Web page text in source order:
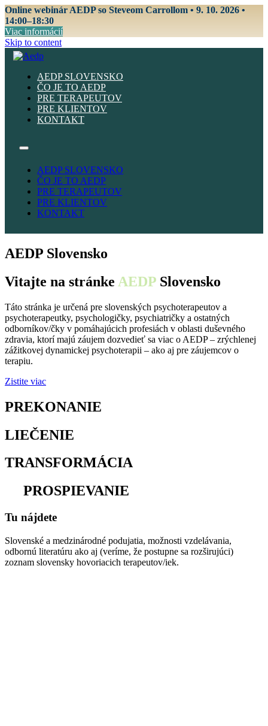
Online webinár AEDP so Steveom Carrollom • 9. 10. 2026 •
14:00–18:30
Viac informácií
Skip to content
AEDP SLOVENSKO
ČO JE TO AEDP
PRE TERAPEUTOV
PRE KLIENTOV
KONTAKT
AEDP SLOVENSKO
ČO JE TO AEDP
PRE TERAPEUTOV
PRE KLIENTOV
KONTAKT
AEDP Slovensko
Vitajte na stránke AEDP Slovensko
Táto stránka je určená pre slovenských psychoterapeutov a
psychoterapeutky, psychologičky, psychiatričky a ostatných
odborníkov/čky v pomáhajúcich profesiách v oblasti duševného
zdravia, ktorí majú záujem dozvedieť sa viac o AEDP – zrýchlenej
zážitkovej dynamickej psychoterapii – ako aj pre záujemcov o
terapiu.
Zistite viac
PREKONANIE
LIEČENIE
TRANSFORMÁCIA
PROSPIEVANIE
Tu nájdete
Slovenské a medzinárodné podujatia, možnosti vzdelávania,
odbornú literatúru ako aj (veríme, že postupne sa rozširujúci)
zoznam slovensky hovoriacich terapeutov/iek.